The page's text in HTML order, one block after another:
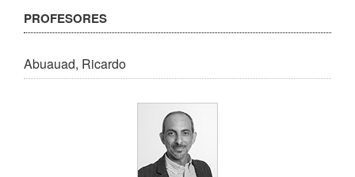
PROFESORES
Abuauad, Ricardo